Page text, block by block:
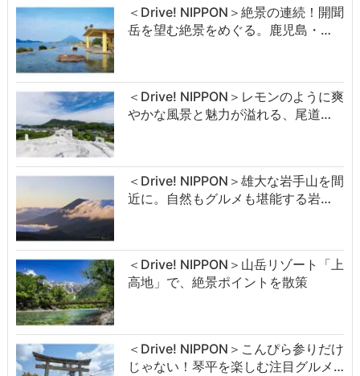
＜Drive! NIPPON＞絶景の連続！開聞
岳を望む絶景をめぐる。鹿児島・…
＜Drive! NIPPON＞レモンのように爽
やかな風景と魅力が溢れる、尾道…
＜Drive! NIPPON＞雄大な岩手山を間
近に。自然もグルメも堪能する岩…
＜Drive! NIPPON＞山岳リゾート「上
高地」で、絶景ポイントを散策
＜Drive! NIPPON＞こんぴら参りだけ
じゃない！琴平を楽しむ注目グルメ…